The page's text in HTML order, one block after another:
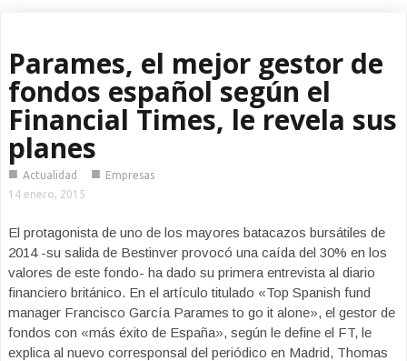
Parames, el mejor gestor de
fondos español según el
Financial Times, le revela sus
planes
■ Actualidad ■ Empresas
14 enero, 2015
El protagonista de uno de los mayores batacazos bursátiles de
2014 -su salida de Bestinver provocó una caída del 30% en los
valores de este fondo- ha dado su primera entrevista al diario
financiero británico. En el artículo titulado «Top Spanish fund
manager Francisco García Parames to go it alone», el gestor de
fondos con «más éxito de España», según le define el FT, le
explica al nuevo corresponsal del periódico en Madrid, Thomas